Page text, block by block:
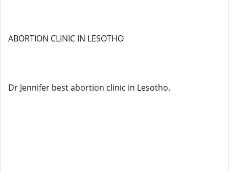
ABORTION CLINIC IN LESOTHO
Dr Jennifer best abortion clinic in Lesotho.